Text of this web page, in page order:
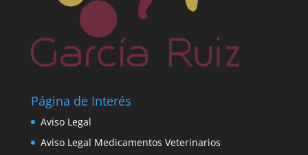
Página de Interés
Aviso Legal
Aviso Legal Medicamentos Veterinarios